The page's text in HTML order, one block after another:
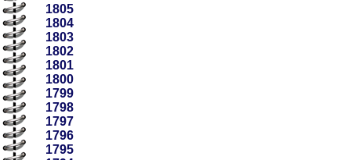
1805
1804
1803
1802
1801
1800
1799
1798
1797
1796
1795